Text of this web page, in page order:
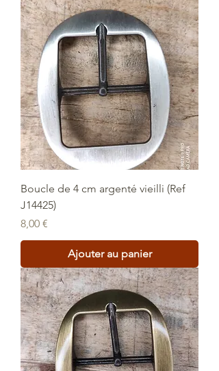
Boucle de 4 cm argenté vieilli (Ref
J14425)
Prix
8,00 €
Ajouter au panier